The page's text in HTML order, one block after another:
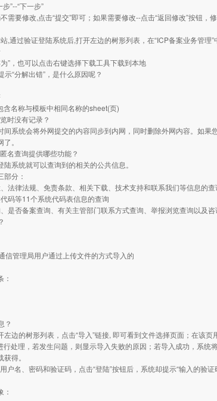
”--“下一步”
要修改,点击“提交”即可；如果需要修改--点击“返回修改”按钮，修
,通过验证登陆系统后,打开左边的树形列表，在“ICP备案业务管理”
”，也可以点击右键选择下载工具下载到本地
“分解出错”，是什么原因呢？
名称与模板中相同名称的sheet(页)
时没有记录？
间系统会将外网提交的内容同步到内网，同时删除外网内容。如
。
名查询提供哪些功能？
系统就可以查询到的相关的公共信息。
分：
法律法规、免责条款、相关下载、技术支持和联系我们等信息的
码等11个系统代码表信息的查询
是否备案查询、有关主管部门联系方式查询、举报浏览查询以及
信管理局用户通过上传文件的方式导入的
？
边的树形列表，点击“导入”链接, 即可看到文件选择页面；在该
处理，若发生问题，则显示导入失败的原因；若导入成功，系统
得。
户名、密码和验证码，点击“登陆”按钮后，系统却提示“输入的验